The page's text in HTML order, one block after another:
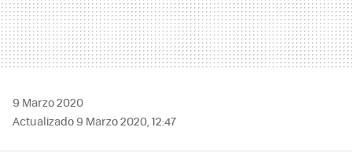
9 Marzo 2020
Actualizado 9 Marzo 2020, 12:47